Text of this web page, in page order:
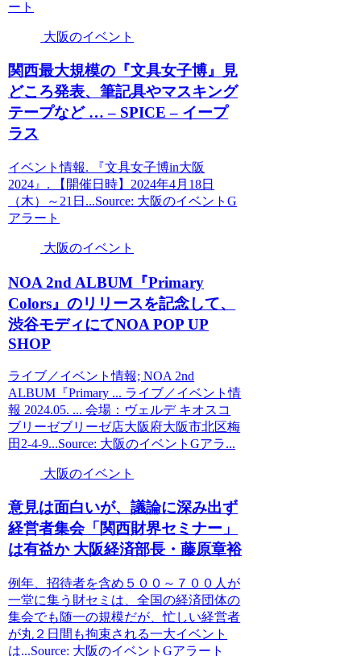
ート
大阪のイベント
関西最大規模の『文具女子博』見
どころ発表、筆記具やマスキング
テープなど … – SPICE – イープ
ラス
イベント情報. 『文具女子博in大阪
2024』. 【開催日時】2024年4月18日
（木）～21日...Source: 大阪のイベントG
アラート
大阪のイベント
NOA 2nd ALBUM『Primary
Colors』のリリースを記念して、
渋谷モディにてNOA POP UP
SHOP
ライブ／イベント情報; NOA 2nd
ALBUM『Primary ... ライブ／イベント情
報 2024.05. ... 会場：ヴェルデ キオスコ
ブリーゼブリーゼ店大阪府大阪市北区梅
田2-4-9...Source: 大阪のイベントGアラ...
大阪のイベント
意見は面白いが、議論に深み出ず
経営者集会「関西財界セミナー」
は有益か 大阪経済部長・藤原章裕
例年、招待者を含め５００～７００人が
一堂に集う財セミは、全国の経済団体の
集会でも随一の規模だが、忙しい経営者
が丸２日間も拘束される一大イベント
は...Source: 大阪のイベントGアラート